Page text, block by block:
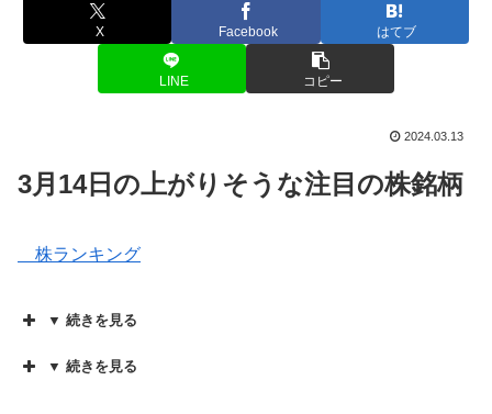
X Facebook はてブ
LINE コピー
2024.03.13
3月14日の上がりそうな注目の株銘柄
株ランキング
▼ 続きを見る
▼ 続きを見る